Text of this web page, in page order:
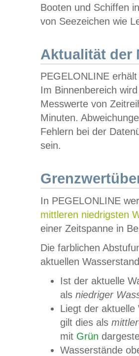
Booten und Schiffen
von Seezeichen wie
Aktualität der
PEGELONLINE
Im Binnenbereich
Messwerte von
Minuten.
Fehlern bei der
sein.
In PEGELONLINE
mittleren niedrigsten
einer Zeitspanne in
Die farblichen
aktuellen
Ist der aktuelle
als niedriger
Liegt der
gilt dies als
mit Grün
Wasserstände